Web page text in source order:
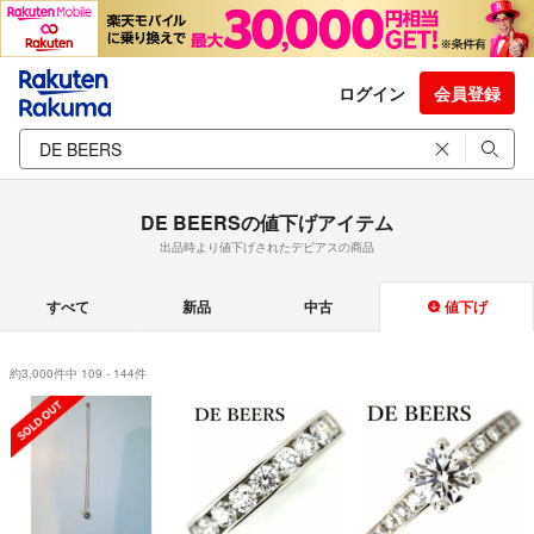
ログイン 会員登録
DE BEERSの値下げアイテム
出品時より値下げされたデビアスの商品
すべて 新品 中古 値下げ
約3,000件中 109 - 144件